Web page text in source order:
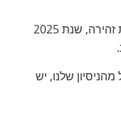
עם הסתכלות מפוכחת לצד אופטימיות זהירה, שנת 2025
שלנו, יש